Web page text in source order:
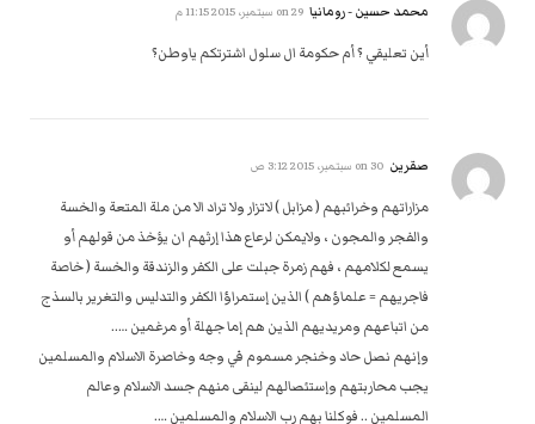
محمد حسين - رومانيا 29 سبتمبر، 2015 11:15 م
أين تعليقي ؟ أم حكومة ال سلول اشترتكم ياوطن؟
صقرين 30 سبتمبر، 2015 3:12 ص
مزاراتهم وخرائبهم ( مزابل ) لاتزار ولا تراد الا من ملة المتعة والخسة
والفجر والمجون ، ولايمكن لرعاع هذا إرثهم ان يؤخذ من قولهم أو
يسمع لكلامهم ، فهم زمرة جبلت على الكفر والزندقة والخسة ( خاصة
فاجريهم = علماؤهم ) الذين إستمراؤا الكفر والتدليس والتغرير بالسذج
من اتباعهم ومريديهم الذين هم إما جهلة أو مرغمين …..
وإنهم نصل حاد وخنجر مسموم في وجه وخاصرة الاسلام والمسلمين
يجب محاربتهم وإستئصالهم لينقى منهم جسد الاسلام وعالم
المسلمين .. فوكلنا بهم رب الاسلام والمسلمين ….